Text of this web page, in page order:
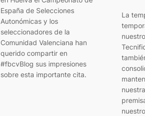
España de Selecciones
Autonómicas y los
seleccionadores de la
Comunidad Valenciana han
querido compartir en
#fbcvBlog sus impresiones
sobre esta importante cita.
La